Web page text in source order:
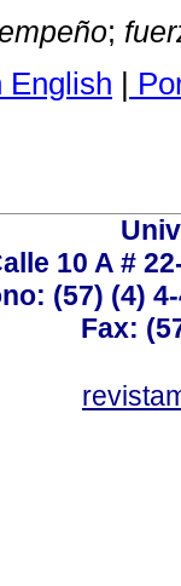
;
English |
10 A #
(57) (4)
Fax: